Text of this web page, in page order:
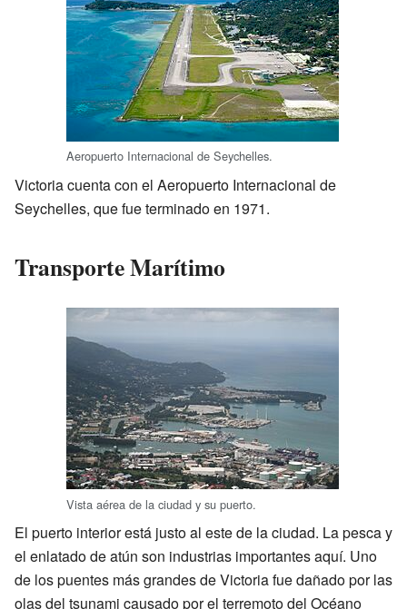
Aeropuerto Internacional de Seychelles.
Victoria cuenta con el Aeropuerto Internacional de
Seychelles, que fue terminado en 1971.
Transporte Marítimo
Vista aérea de la ciudad y su puerto.
El puerto interior está justo al este de la ciudad. La pesca y
el enlatado de atún son industrias importantes aquí. Uno
de los puentes más grandes de Victoria fue dañado por las
olas del tsunami causado por el terremoto del Océano